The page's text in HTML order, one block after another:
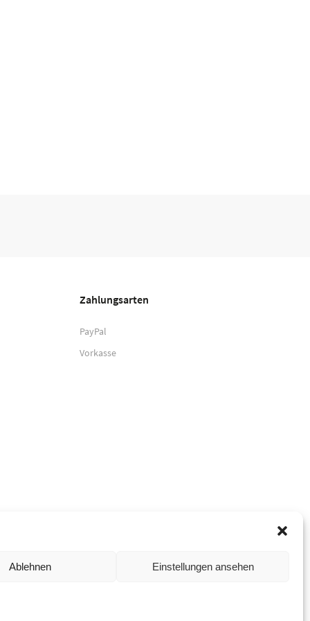
Ablehnen Einstellungen ansehen
Zahlungsarten
PayPal
Vorkasse